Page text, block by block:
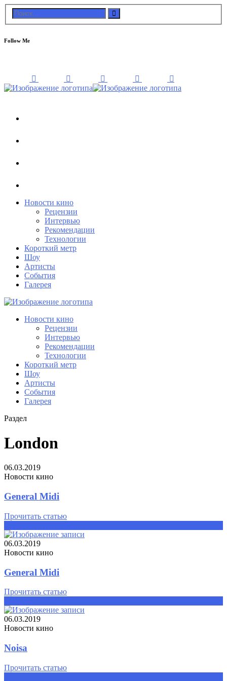
Follow Me
Новости кино
Рецензии
Интервью
Рекомендации
Технологии
Короткий метр
Шоу
Артисты
События
Галерея
Новости кино
Рецензии
Интервью
Рекомендации
Технологии
Короткий метр
Шоу
Артисты
События
Галерея
Раздел
London
06.03.2019
Новости кино
General Midi
Прочитать статью
06.03.2019
Новости кино
General Midi
Прочитать статью
06.03.2019
Новости кино
Noisa
Прочитать статью